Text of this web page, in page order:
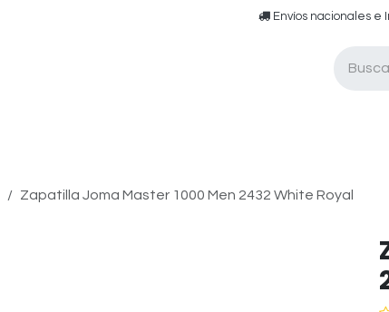
E​nvíos nacionales
Zapatilla Joma Master 1000 Men 2432 White Royal